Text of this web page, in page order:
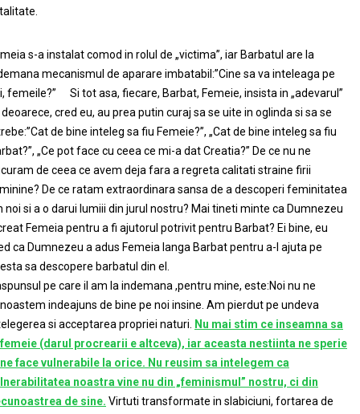
s-a instalat comod in rolul de „victima”, iar Barbatul are la
mecanismul de aparare imbatabil:”Cine sa va inteleaga pe
femeile?” Si tot asa, fiecare, Barbat, Femeie, insista in „adevarul”
cred eu, au prea putin curaj sa se uite in oglinda si sa se
de bine inteleg sa fiu Femeie?”, „Cat de bine inteleg sa fiu
„Ce pot face cu ceea ce mi-a dat Creatia?” De ce nu ne
de ceea ce avem deja fara a regreta calitati straine firii
De ce ratam extraordinara sansa de a descoperi feminitatea
noi si a o darui lumiii din jurul nostru? Mai tineti minte ca Dumnezeu
Femeia pentru a fi ajutorul potrivit pentru Barbat? Ei bine, eu
ca Dumnezeu a adus Femeia langa Barbat pentru a-l ajuta pe
sa descopere barbatul din el.
pe care il am la indemana ,pentru mine, este:Noi nu ne
indeajuns de bine pe noi insine. Am pierdut pe undeva
si acceptarea propriei naturi.
Nu mai stim ce inseamna sa
(darul procrearii e altceva), iar aceasta nestiinta ne sperie
face vulnerabile la orice. Nu reusim sa intelegem ca
noastra vine nu din „feminismul” nostru, ci din
de sine. Virtuti transformate in slabiciuni, fortarea de